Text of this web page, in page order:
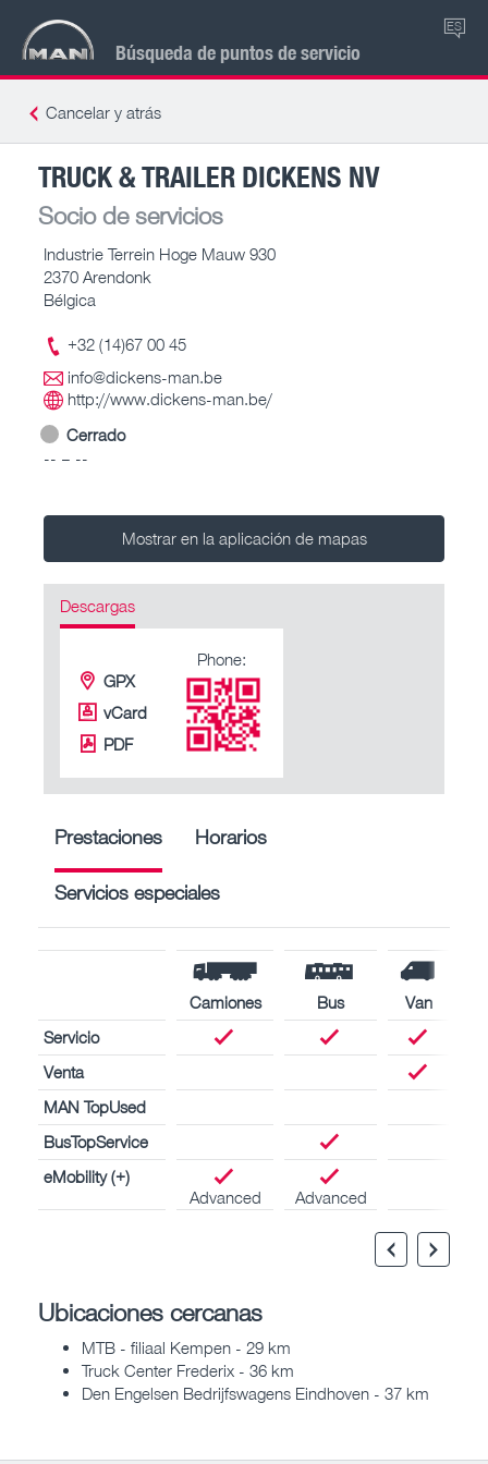
Búsqueda de puntos de servicio
ES
Cancelar y atrás
TRUCK & TRAILER DICKENS NV
Socio de servicios
Industrie Terrein Hoge Mauw 930
2370 Arendonk
Bélgica
+32 (14)67 00 45
info@dickens-man.be
http://www.dickens-man.be/
Cerrado
-- – --
Mostrar en la aplicación de mapas
Descargas
GPX
vCard
PDF
Phone:
Prestaciones Horarios
Servicios especiales
Camiones Bus
Van
Servicio
Venta
MAN TopUsed
BusTopService
eMobility (+)
Advanced
Advanced
Ubicaciones cercanas
MTB - filiaal Kempen - 29 km
Truck Center Frederix - 36 km
Den Engelsen Bedrijfswagens Eindhoven - 37 km